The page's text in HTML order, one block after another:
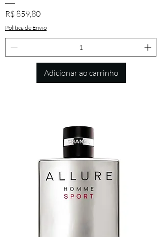
Preço
R$ 859,80
Política de Envio
Adicionar ao carrinho